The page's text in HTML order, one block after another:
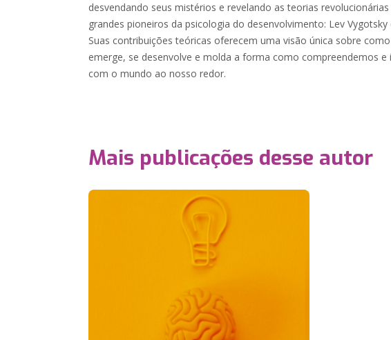
desvendando seus mistérios e revelando as teorias
grandes pioneiros da psicologia do desenvolvimento: Lev Vygotsky
Suas contribuições teóricas oferecem uma visão única sobre
emerge, se desenvolve e molda a forma como compreendemos e
com o mundo ao nosso redor.
Mais publicações desse autor